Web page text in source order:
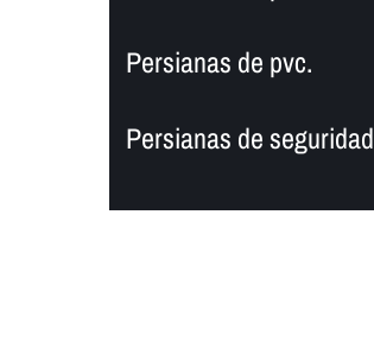
Persianas de pvc.
Persianas de